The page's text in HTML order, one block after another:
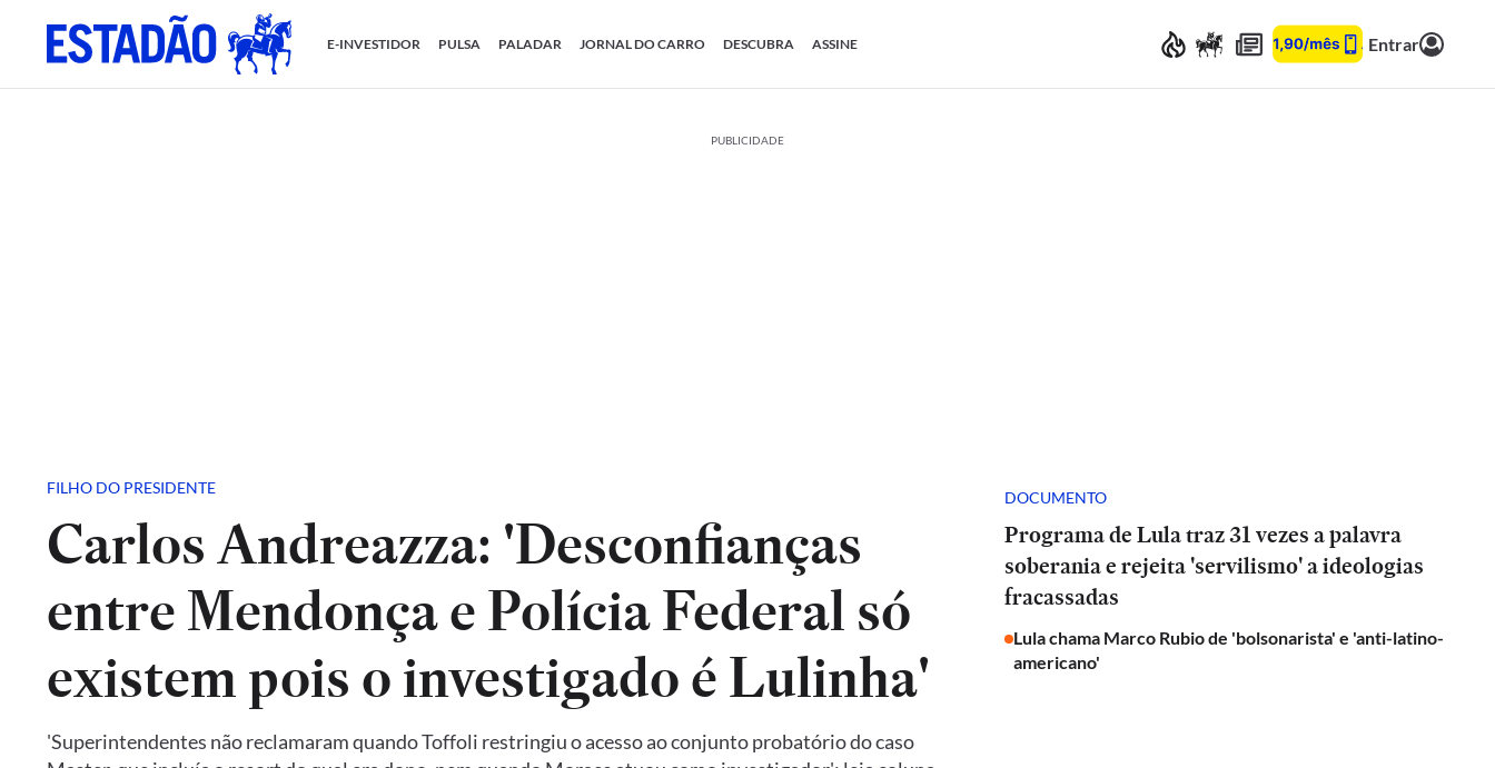
E-INVESTIDOR PULSA PALADAR JORNAL DO CARRO DESCUBRA ASSINE Entrar
PUBLICIDADE
FILHO DO PRESIDENTE
Carlos Andreazza: 'Desconfianças
entre Mendonça e Polícia Federal só
existem pois o investigado é Lulinha'
'Superintendentes não reclamaram quando Toffoli restringiu o acesso ao conjunto probatório do caso
DOCUMENTO
Programa de Lula traz 31 vezes a palavra
soberania e rejeita 'servilismo' a ideologias
fracassadas
Lula chama Marco Rubio de 'bolsonarista' e 'anti-latino-
americano'